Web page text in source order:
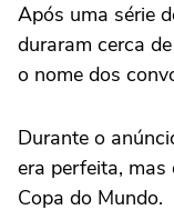
Após uma série
duraram cerca
o nome dos
Durante o
era perfeita, mas
Copa do Mundo.